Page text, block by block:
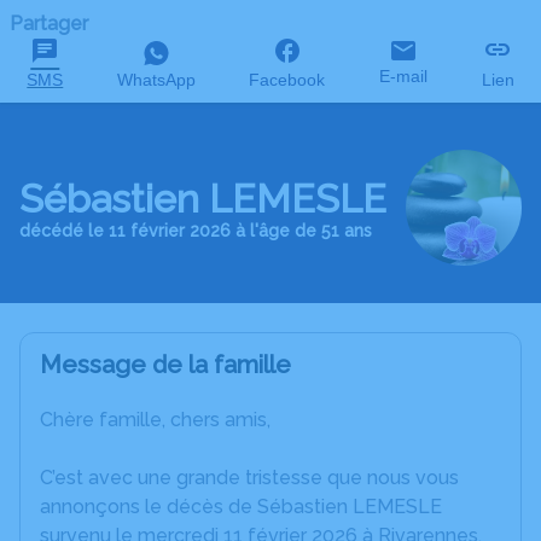
Partager
SMS WhatsApp Facebook E-mail Lien
Sébastien LEMESLE
décédé le 11 février 2026 à l'âge de 51 ans
Message de la famille
Chère famille, chers amis,
C’est avec une grande tristesse que nous vous
annonçons le décès de Sébastien LEMESLE
survenu le mercredi 11 février 2026 à Rivarennes.